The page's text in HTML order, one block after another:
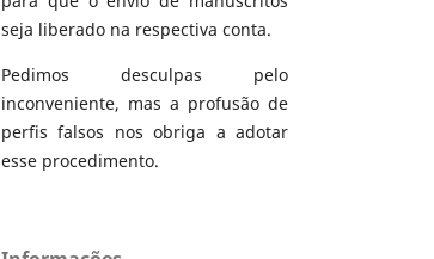
seja liberado na respectiva conta.
Pedimos desculpas pelo
inconveniente, mas a profusão de
perfis falsos nos obriga a adotar
esse procedimento.